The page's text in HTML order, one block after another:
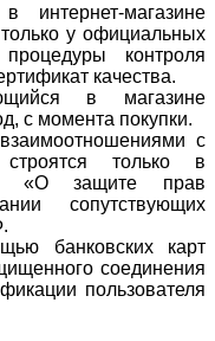
интернет-магазине
у официальных
контроля
качества.
в магазине
с момента покупки.
с
строятся только в
«О защите прав
сопутствующих
банковских карт
соединения
пользователя